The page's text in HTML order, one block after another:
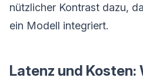
nützlicher Kontrast dazu,
ein Modell integriert.
Latenz und Kosten: